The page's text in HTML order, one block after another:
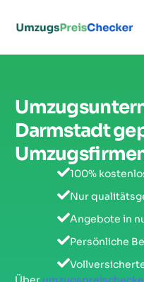
Darmstadt
100%
Nur
Angebote in
Persönliche